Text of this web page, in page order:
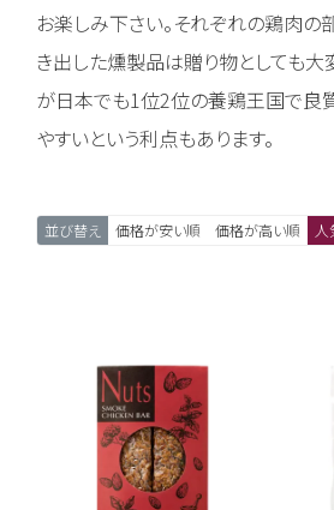
お楽しみ下さい。それぞれの鶏肉
き出した燻製品は贈り物としても大
が日本でも1位2位の養鶏王国で良
やすいという利点もあります。
並び替え 価格が安い順 価格が高い順 人